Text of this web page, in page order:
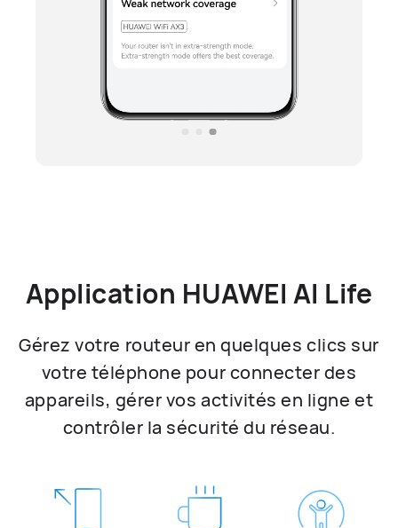
Application HUAWEI AI Life
Gérez votre routeur en quelques clics sur
votre téléphone pour connecter des
appareils, gérer vos activités en ligne et
contrôler la sécurité du réseau.